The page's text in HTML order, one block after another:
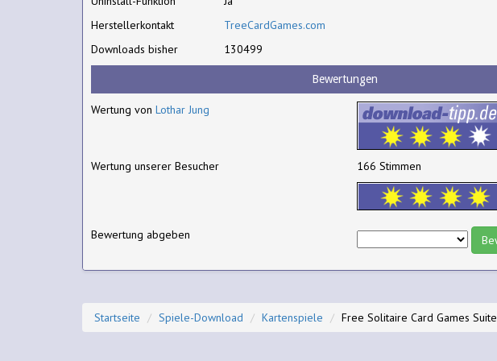
Herstellerkontakt
TreeCardGames.com
Downloads bisher
130499
Bewertungen
Wertung von Lothar Jung
Wertung unserer Besucher 166 Stimmen
Bewertung abgeben
Startseite Spiele-Download Kartenspiele Free Solitaire Card Games Suite